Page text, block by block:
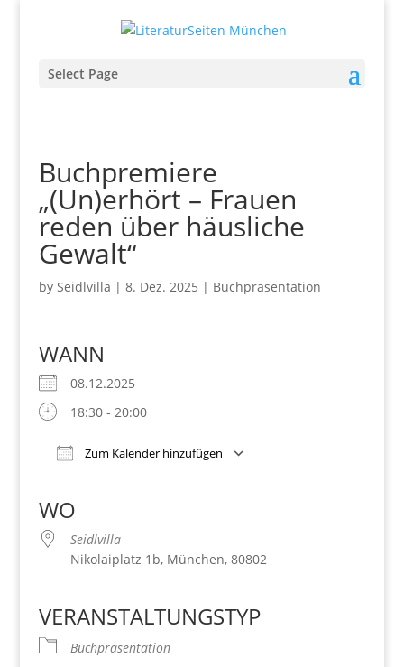
Select Page
Buchpremiere
„(Un)erhört – Frauen
reden über häusliche
Gewalt“
by Seidlvilla | 8. Dez. 2025 | Buchpräsentation
WANN
08.12.2025
18:30 - 20:00
Zum Kalender hinzufügen
WO
Seidlvilla
Nikolaiplatz 1b, München, 80802
VERANSTALTUNGSTYP
Buchpräsentation